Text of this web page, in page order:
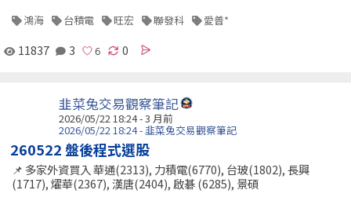
鴻海 台積電 旺宏 聯發科 愛普*
11837 3 0
韭菜兔交易觀察筆記
2026/05/22 18:24 - 3 月前
2026/05/22 18:24 - 韭菜兔交易觀察筆記
260522 盤後程式選股
📌 多家外資買入 華通(2313), 力積電(6770), 台玻(1802), 長興
(1717), 燿華(2367), 漢唐(2404), 啟碁 (6285), 景碩